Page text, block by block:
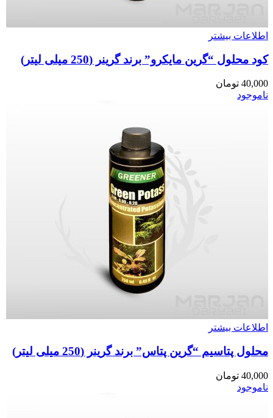
اطلاعات بیشتر
کود محلول “گرین مایکرو” برند گرینر (250 میلی لیتر)
40,000 تومان
ناموجود
اطلاعات بیشتر
محلول پتاسیم “گرین پتاس” برند گرینر (250 میلی لیتر)
40,000 تومان
ناموجود